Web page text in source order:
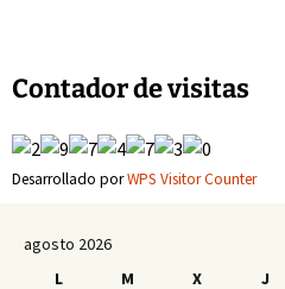
entradas
Contador de visitas
Desarrollado porWPS Visitor Counter
agosto 2026
L
M X J